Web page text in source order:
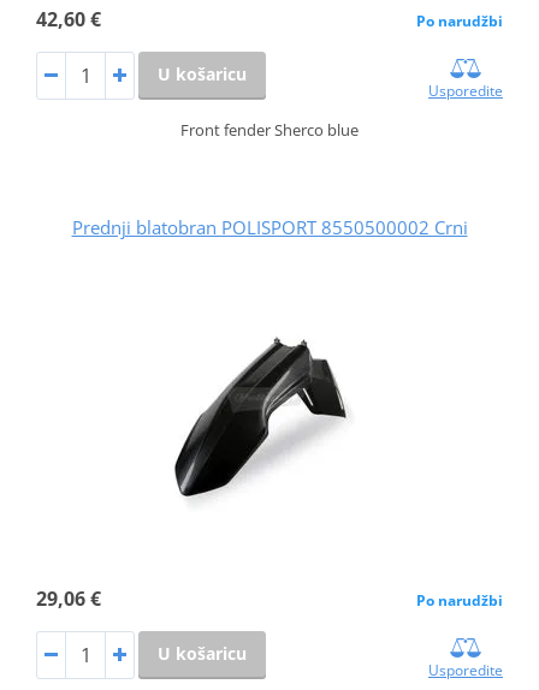
42,60 € Po narudžbi
U košaricu
Usporedite
Front fender Sherco blue
Prednji blatobran POLISPORT 8550500002 Crni
29,06 € Po narudžbi
U košaricu
Usporedite